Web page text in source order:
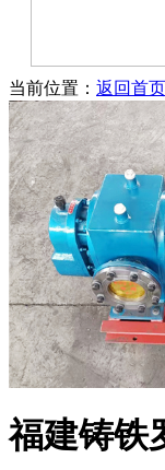
当前位置： 返回首页
福建铸铁